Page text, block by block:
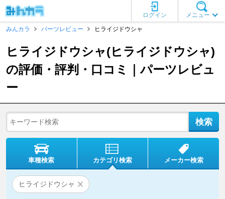
メニュー
ログイン
みんカラ
パーツレビュー ヒライジドウシャ
ヒライジドウシャ(ヒライジドウシャ)
の評価・評判・口コミ｜パーツレビュ
ー
車種検索 カテゴリ検索 メーカー検索
ヒライジドウシャ